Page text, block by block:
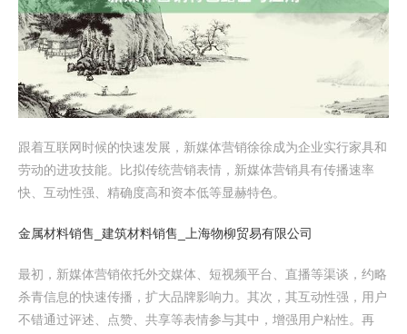
跟着互联网时候的快速发展，新媒体营销徐徐成为企业实行家具和
劳动的进攻技能。比拟传统营销表情，新媒体营销具有传播速率
快、互动性强、精确度高和资本低等显赫特色。
金属材料销售_建筑材料销售_上海物柳贸易有限公司
最初，新媒体营销依托外交媒体、短视频平台、直播等渠谈，约略
杀青信息的快速传播，扩大品牌影响力。其次，其互动性强，用户
不错通过评述、点赞、共享等表情参与其中，增强用户粘性。再